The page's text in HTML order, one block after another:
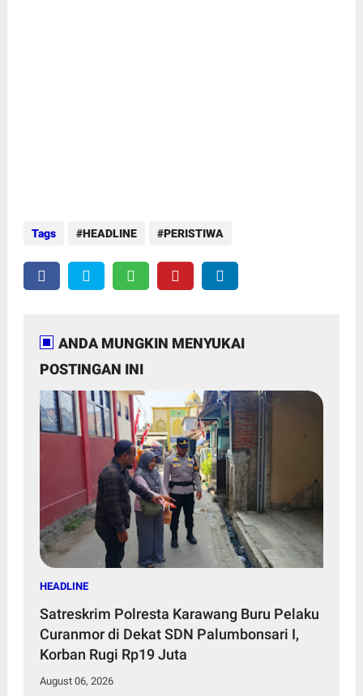
Tags HEADLINE PERISTIWA
ANDA MUNGKIN MENYUKAI
POSTINGAN INI
HEADLINE
Satreskrim Polresta Karawang Buru Pelaku
Curanmor di Dekat SDN Palumbonsari I,
Korban Rugi Rp19 Juta
August 06, 2026